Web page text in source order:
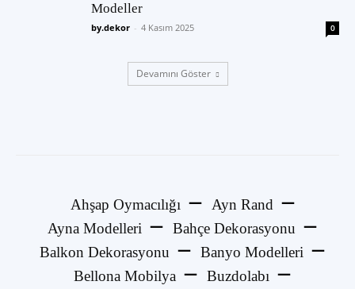
Modeller
by.dekor - 4 Kasım 2025 0
Devamını Göster
Ahşap Oymacılığı
Ayn Rand
Ayna Modelleri
Bahçe Dekorasyonu
Balkon Dekorasyonu
Banyo Modelleri
Bellona Mobilya
Buzdolabı